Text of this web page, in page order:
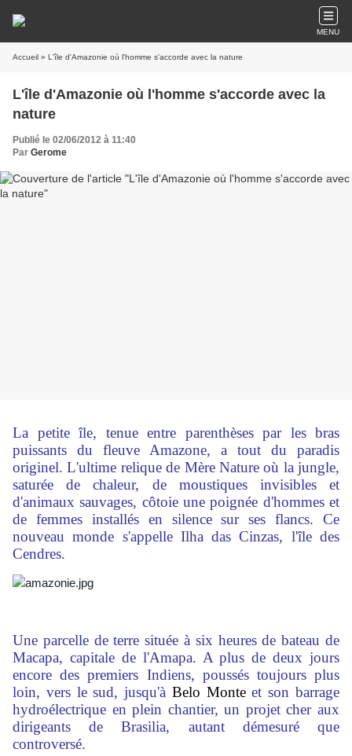
MENU
Accueil » L'île d'Amazonie où l'homme s'accorde avec la nature
L'île d'Amazonie où l'homme s'accorde avec la
nature
Publié le 02/06/2012 à 11:40
Par Gerome
La petite île, tenue entre parenthèses par les bras
puissants du fleuve Amazone, a tout du paradis
originel. L'ultime relique de Mère Nature où la jungle,
saturée de chaleur, de moustiques invisibles et
d'animaux sauvages, côtoie une poignée d'hommes et
de femmes installés en silence sur ses flancs. Ce
nouveau monde s'appelle Ilha das Cinzas, l'île des
Cendres.
Une parcelle de terre située à six heures de bateau de
Macapa, capitale de l'Amapa. A plus de deux jours
encore des premiers Indiens, poussés toujours plus
loin, vers le sud, jusqu'à Belo Monteet son barrage
hydroélectrique en plein chantier, un projet cher aux
dirigeants de Brasilia, autant démesuré que
controversé.